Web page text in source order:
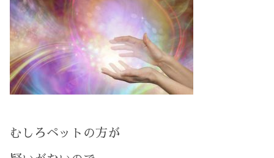
むしろペットの方が